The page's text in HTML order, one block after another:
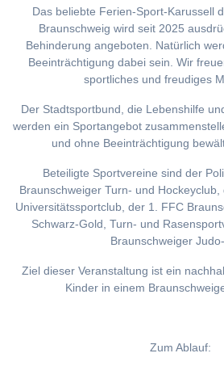
Das beliebte Ferien-Sport-Karussell
Braunschweig wird seit 2025
Behinderung angeboten. Natürlich
Beeinträchtigung dabei sein. Wir
sportliches und freudiges
Der Stadtsportbund, die Lebenshilfe
werden ein Sportangebot
und ohne Beeinträchtigung
Beteiligte Sportvereine sind der
Braunschweiger Turn- und
Universitätssportclub, der 1. FFC
Schwarz-Gold, Turn- und
Braunschweiger
Ziel dieser Veranstaltung ist ein
Kinder in einem
Zum Ablauf: